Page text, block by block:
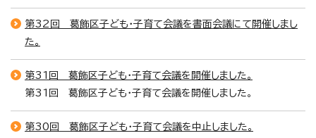
第32回 葛飾区子ども・子育て会議を書面会議にて開催しまし
た。
第31回 葛飾区子ども・子育て会議を開催しました。
第31回 葛飾区子ども・子育て会議を開催しました。
第30回 葛飾区子ども・子育て会議を中止しました。